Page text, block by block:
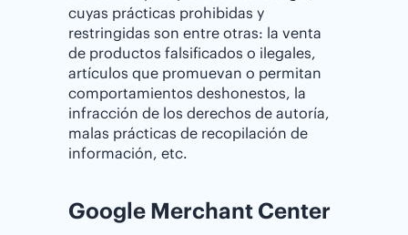
cuyas prácticas prohibidas y
restringidas son entre otras: la venta
de productos falsificados o ilegales,
artículos que promuevan o permitan
comportamientos deshonestos, la
infracción de los derechos de autoría,
malas prácticas de recopilación de
información, etc.
Google Merchant Center